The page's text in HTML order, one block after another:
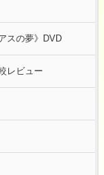
スの夢》DVD
レビュー